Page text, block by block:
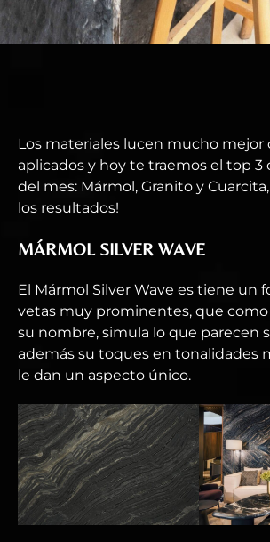
Los materiales lucen mucho mejor
aplicados y hoy te traemos el top 3
del mes: Mármol, Granito y
los resultados!
MÁRMOL SILVER WAVE
El Mármol Silver Wave es tiene un
vetas muy prominentes, que
su nombre, simula lo que parecen
además su toques en tonalidades
le dan un aspecto único.